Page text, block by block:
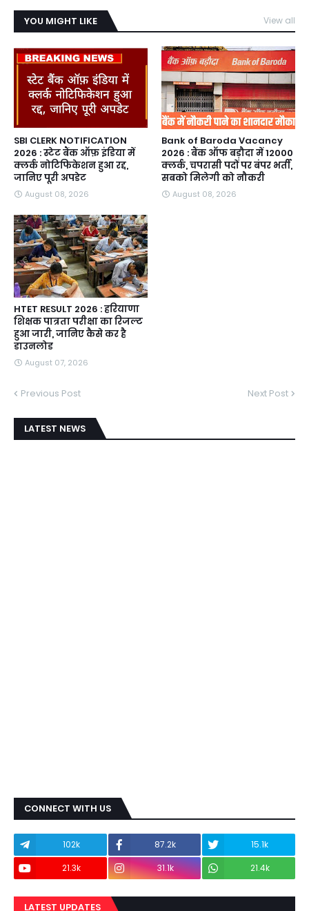
YOU MIGHT LIKE View all
SBI CLERK NOTIFICATION
2026 : स्टेट बैंक ऑफ़ इंडिया में
क्लर्क नोटिफिकेशन हुआ रद्द,
जानिए पूरी अपडेट
August 08, 2026
Bank of Baroda Vacancy
2026 : बैंक ऑफ बड़ौदा में 12000
क्लर्क, चपरासी पदों पर बंपर भर्ती,
सबको मिलेगी को नौकरी
August 08, 2026
HTET RESULT 2026 : हरियाणा
शिक्षक पात्रता परीक्षा का रिजल्ट
हुआ जारी, जानिए कैसे कर है
डाउनलोड
August 07, 2026
Previous Post Next Post
LATEST NEWS
CONNECT WITH US
102k 87.2k
15.1k
21.3k
31.1k 21.4k
LATEST UPDATES